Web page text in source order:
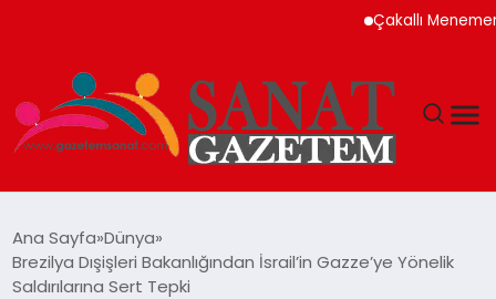
Çakallı Menemeni
TEKNOLOJI
Ana Sayfa Dünya
Brezilya Dışişleri Bakanlığından İsrail’in Gazze’ye Yönelik
Saldırılarına Sert Tepki